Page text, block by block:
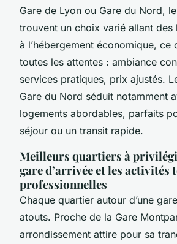
Gare de Lyon ou Gare du Nord,
trouvent un choix varié allant des
à l’hébergement économique, ce
toutes les attentes : ambiance
services pratiques, prix ajustés.
Gare du Nord séduit notamment
logements abordables, parfaits
séjour ou un transit rapide.
Meilleurs quartiers à
gare d’arrivée et les
professionnelles
Chaque quartier autour d’une
atouts. Proche de la Gare
arrondissement attire pour sa